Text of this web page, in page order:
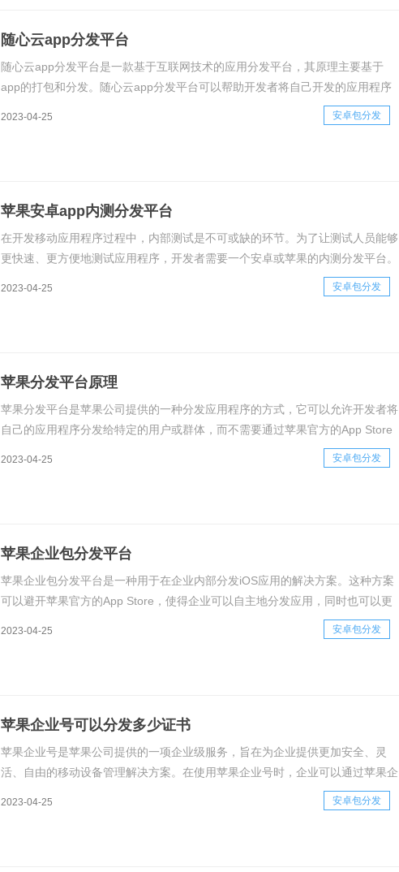
随心云app分发平台
随心云app分发平台是一款基于互联网技术的应用分发平台，其原理主要基于
app的打包和分发。随心云app分发平台可以帮助开发者将自己开发的应用程序
打包成安装包，然后通过分发平台进行发布和推广。随心云app分发平台的主要
2023-04-25 安卓包分发
苹果安卓app内测分发平台
在开发移动应用程序过程中，内部测试是不可或缺的环节。为了让测试人员能够
更快速、更方便地测试应用程序，开发者需要一个安卓或苹果的内测分发平台。
本文将介绍内测分发平台的原理和详细介绍。一、内测分发平台的原理内测分发
2023-04-25 安卓包分发
苹果分发平台原理
苹果分发平台是苹果公司提供的一种分发应用程序的方式，它可以允许开发者将
自己的应用程序分发给特定的用户或群体，而不需要通过苹果官方的App Store
审核和发布。这种方式对于企业内部应用程序的分发、测试和更新非常有用。苹
2023-04-25 安卓包分发
苹果企业包分发平台
苹果企业包分发平台是一种用于在企业内部分发iOS应用的解决方案。这种方案
可以避开苹果官方的App Store，使得企业可以自主地分发应用，同时也可以更
好地控制应用的使用范围和安全性。苹果企业包分发平台的原理是利用苹果的企
2023-04-25 安卓包分发
苹果企业号可以分发多少证书
苹果企业号是苹果公司提供的一项企业级服务，旨在为企业提供更加安全、灵
活、自由的移动设备管理解决方案。在使用苹果企业号时，企业可以通过苹果企
业开发者账号申请证书，并将这些证书分发给员工或客户的移动设备上，以实现
2023-04-25 安卓包分发